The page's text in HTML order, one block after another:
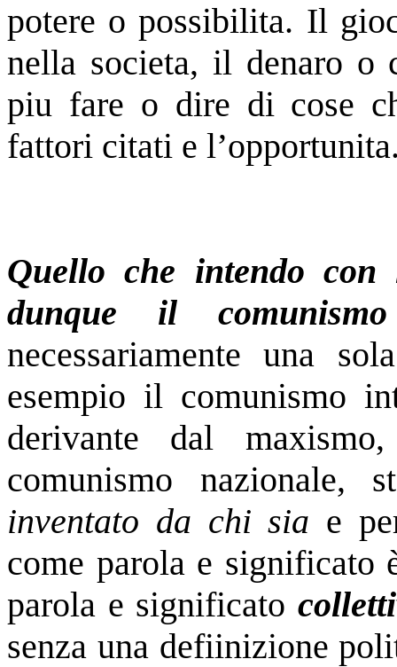
potere o possibilita. Il
nella societa, il denaro o
piu fare o dire di cose
fattori citati e
Quello che intendo con
dunque il
necessariamente una
esempio il comunismo
derivante dal
comunismo nazionale,
inventato da chi sia e
come parola e significato
parola e significato
senza una defiinizione